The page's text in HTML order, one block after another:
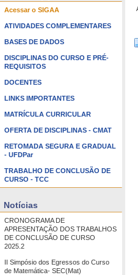
Acessar o SIGAA
ATIVIDADES COMPLEMENTARES
BASES DE DADOS
DISCIPLINAS DO CURSO E PRÉ-
REQUISITOS
DOCENTES
LINKS IMPORTANTES
MATRÍCULA CURRICULAR
OFERTA DE DISCIPLINAS - CMAT
RETOMADA SEGURA E GRADUAL
- UFDPar
TRABALHO DE CONCLUSÃO DE
CURSO - TCC
Notícias
CRONOGRAMA DE
APRESENTAÇÃO DOS TRABALHOS
DE CONCLUSÃO DE CURSO 
2025.2
II Simpósio dos Egressos do Curso
de Matemática- SEC(Mat)